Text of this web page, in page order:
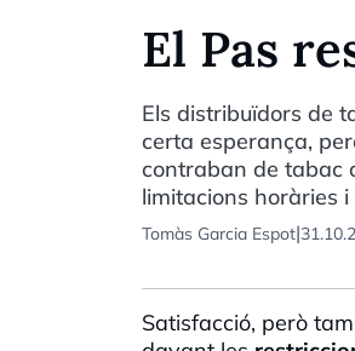
El Pas
Els distribuïdors de
certa esperança,
contraban de tabac
limitacions horàries
Tomàs Garcia Espot|
Satisfacció, però